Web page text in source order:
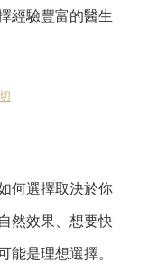
經驗豐富的醫生
何選擇取決於你
然效果、想要快
能是理想選擇。